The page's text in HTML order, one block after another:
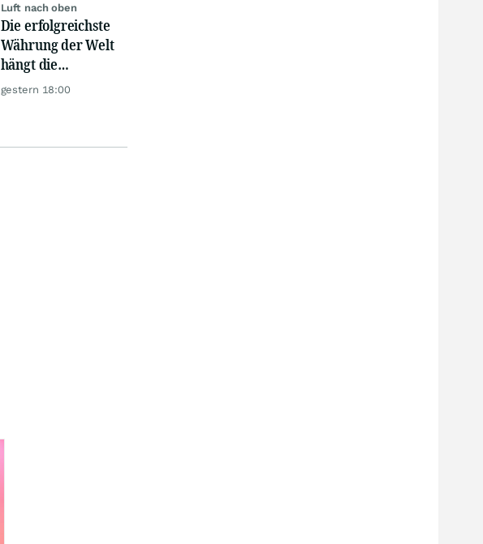
Luft nach oben
Die erfolgreichste
Währung der Welt
hängt die
Konkurrenz ab
gestern 18:00